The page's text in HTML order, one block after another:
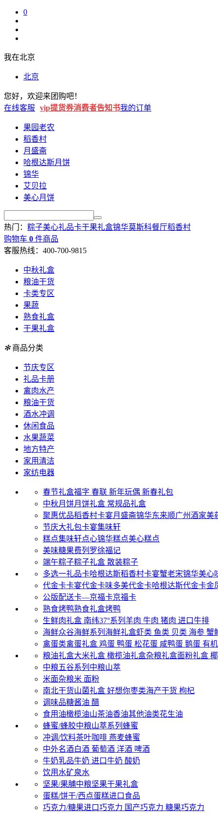
0
我在北京
北京
您好， 欢迎来团购吧！
在线客服
vip提货券消费者告知书我的订单
果园老农
稻香村
月盛斋
哈根达斯月饼
锦华
艾贝拉
美心月饼
热门： 粽子美心礼品卡干果礼盒锦华莫斯科餐厅稻香村
购物车 0 件商品
客服热线：400-700-9815
中秋礼盒
粮油干货
卡类专区
果蔬
熟食礼盒
干果礼盒
✻商品分类
节庆专区
礼品卡册
禽肉水产
粮油干货
酒水冲调
休闲食品
水果蔬菜
地方特产
家用清洁
家纺电器
春节礼盒福字 春联 新年玩偶 新春礼包
中秋月饼月饼礼盒 常规品礼盒
聚惠优品稻香村卡宴月盛斋锦华东来顺广州酒家美
节庆大礼包卡宴集味轩
糕点集味轩点心锦华糕点美心糕点
美味糖果费列罗徐福记
端午粽子粽子礼盒 散装粽子
多选一礼品卡哈根达斯稻香村卡宴蟹老宋锦华美心
代金卡卡宴代金卡味多美代金卡哈根达斯代金卡金
公版配送卡—京福卡京福卡
熟食烤鸭熟食礼盒烤鸭
生鲜肉礼盒 南纬37°系列 羊肉 牛肉 猪肉 进口牛排
海鲜众谷海鲜系列 海鲜礼盒虾类 鱼类 贝类 海参 蟹
禽蛋类禽蛋礼盒 鸡蛋 鸭蛋 松花蛋 咸鸭蛋 鹅蛋 有
粮油礼盒大米礼盒 橄榄油礼盒杂粮礼盒面粉礼盒
中粮五谷系列 中粮山萃
米面杂粮米 面粉
南北干货山菌礼盒 好想你枣类海产干货 枸杞
调味品糖酱油 醋
食用油橄榄油山茶油香油其他油类花生油
蜂蜜/蜂胶中粮山萃系列蜂蜜
冲调/饮料茶叶咖啡 燕麦蜂蜜
中外名酒白酒 葡萄酒 洋酒 啤酒
牛奶乳品牛奶 进口牛奶 酸奶
饮用水矿泉水
坚果/果脯中粮坚果干果礼盒
蛋糕/饼干/西点蛋糕进口食品
巧克力/糖果进口巧克力 国产巧克力 糖果巧克力